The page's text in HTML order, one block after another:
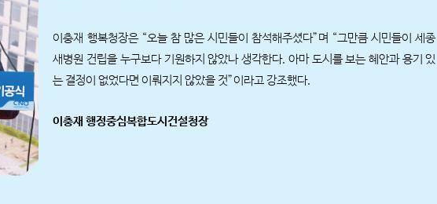
이충재 행복청장은 “오늘 참 많은 시민들이 참석해주셨다”며 “그만큼 시민들이 세종
새병원 건립을 누구보다 기원하지 않았나 생각한다. 아마 도시를 보는 혜안과 용기 있
는 결정이 없었다면 이뤄지지 않았을 것”이라고 강조했다.
이충재 행정중심복합도시건설청장